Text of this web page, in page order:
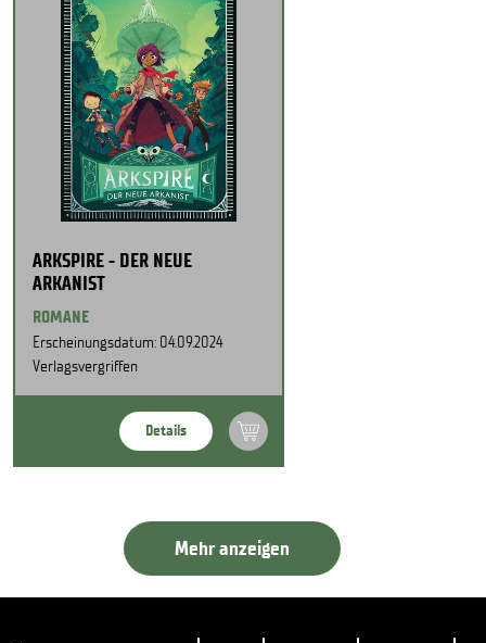
ARKSPIRE - DER NEUE
ARKANIST
ROMANE
Erscheinungsdatum: 04.09.2024
Verlagsvergriffen
Details
Mehr anzeigen